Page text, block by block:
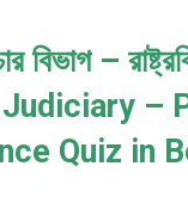
বিভাগ –
–
Quiz in